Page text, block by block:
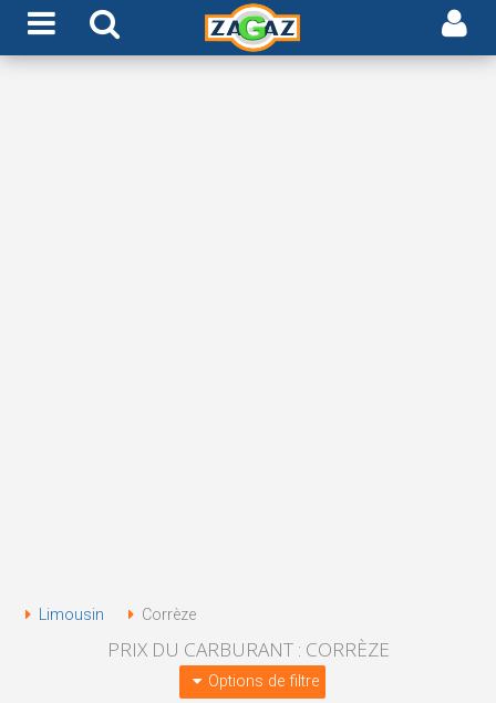
Limousin Corrèze
PRIX DU CARBURANT : CORRÈZE
Options de filtre